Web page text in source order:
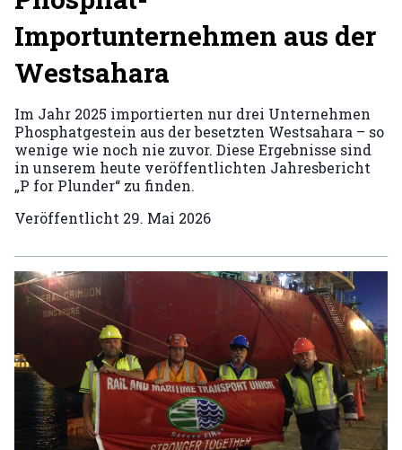
Importunternehmen aus der
Westsahara
Im Jahr 2025 importierten nur drei Unternehmen
Phosphatgestein aus der besetzten Westsahara – so
wenige wie noch nie zuvor. Diese Ergebnisse sind
in unserem heute veröffentlichten Jahresbericht
„P for Plunder“ zu finden.
Veröffentlicht 29. Mai 2026